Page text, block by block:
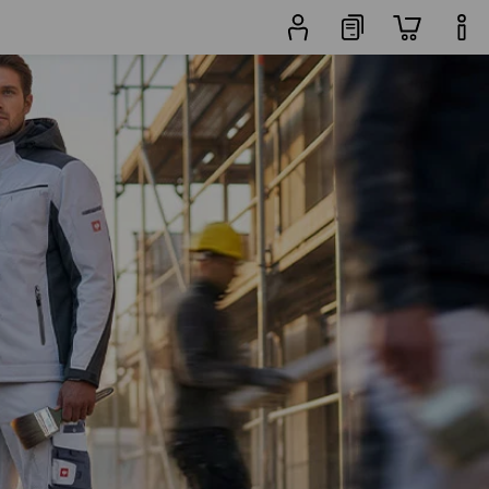
pozostałe filtry